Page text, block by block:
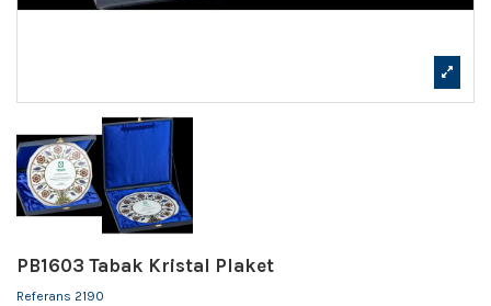
PB1603 Tabak Kristal Plaket
Referans 2190